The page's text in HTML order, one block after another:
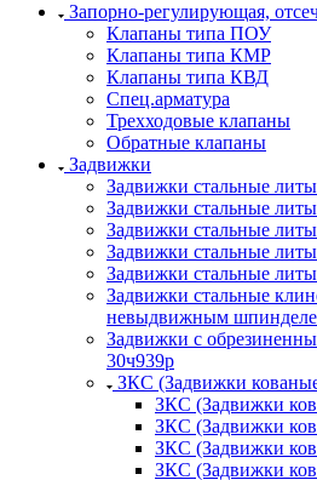
Запорно-регулирующая,
Клапаны типа ПОУ
Клапаны типа КМР
Клапаны типа КВД
Спец.арматура
Трехходовые клапаны
Обратные клапаны
Задвижки
Задвижки стальные
Задвижки стальные
Задвижки стальные
Задвижки стальные
Задвижки стальные
Задвижки стальные
невыдвижным
Задвижки с
30ч939р
ЗКС (Задвижки
ЗКС (Задвижки
ЗКС (Задвижки
ЗКС (Задвижки
ЗКС (Задвижки